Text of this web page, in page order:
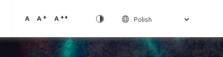
A A + A ++